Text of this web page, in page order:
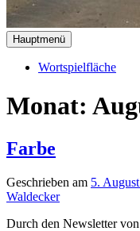
Hauptmenü
Wortspielfläche
Monat:
Farbe
Geschrieben am 5.
Waldecker
Durch den Newsletter